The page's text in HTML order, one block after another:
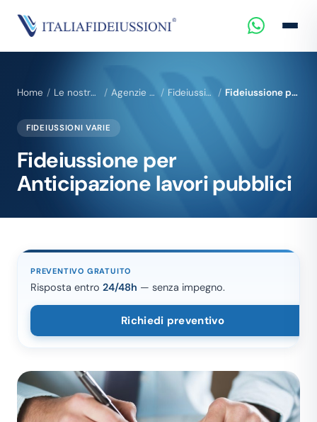
Home Le nostre Fideiussioni per Imprese e Professionisti Agenzie e Professionisti Fideiussioni varie Fideiussione per Anticipazione lavori pubblici
FIDEIUSSIONI VARIE
Fideiussione per
Anticipazione lavori pubblici
PREVENTIVO GRATUITO
Risposta entro 24/48h — senza impegno.
Richiedi preventivo